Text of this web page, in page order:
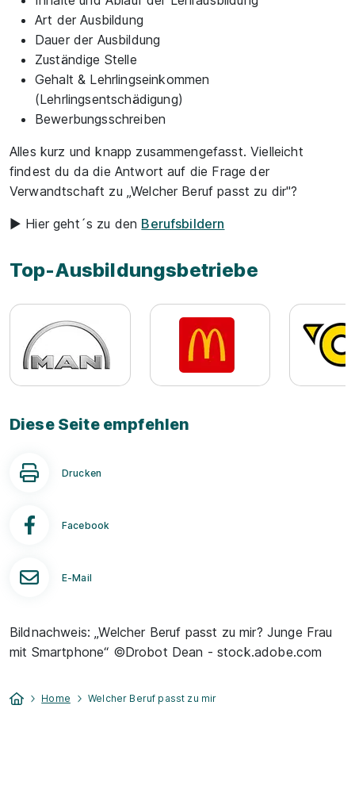
Art der Ausbildung
Dauer der Ausbildung
Zuständige Stelle
Gehalt & Lehrlingseinkommen
(Lehrlingsentschädigung)
Bewerbungsschreiben
Alles kurz und knapp zusammengefasst. Vielleicht
findest du da die Antwort auf die Frage der
Verwandtschaft zu „Welcher Beruf passt zu dir"?
► Hier geht´s zu den Berufsbildern
Top-Ausbildungsbetriebe
Diese Seite empfehlen
Drucken
Facebook
E-Mail
Bildnachweis: „Welcher Beruf passt zu mir? Junge Frau
mit Smartphone“ ©Drobot Dean - stock.adobe.com
Home Welcher Beruf passt zu mir